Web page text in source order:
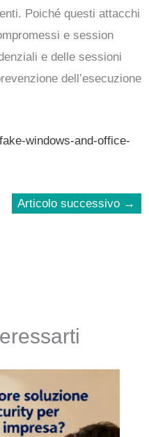
Poiché questi attacchi
e session
e delle sessioni
dell’esecuzione
windows-and-office-
Articolo successivo →